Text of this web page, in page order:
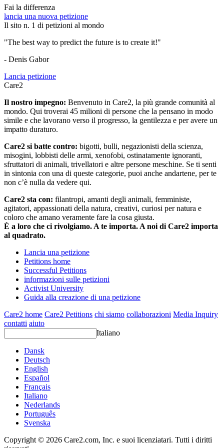
Fai la differenza
lancia una nuova petizione
Il sito n. 1 di petizioni al mondo
"The best way to predict the future is to create it!"
- Denis Gabor
Lancia petizione
Care2
Il nostro impegno: Benvenuto in Care2, la più grande comunità al
mondo. Qui troverai 45 milioni di persone che la pensano in modo
simile e che lavorano verso il progresso, la gentilezza e per avere un
impatto duraturo.
Care2 si batte contro: bigotti, bulli, negazionisti della scienza,
misogini, lobbisti delle armi, xenofobi, ostinatamente ignoranti,
sfruttatori di animali, trivellatori e altre persone meschine. Se ti senti
in sintonia con una di queste categorie, puoi anche andartene, per te
non c’è nulla da vedere qui.
Care2 sta con: filantropi, amanti degli animali, femministe,
agitatori, appassionati della natura, creativi, curiosi per natura e
coloro che amano veramente fare la cosa giusta.
È a loro che ci rivolgiamo. A te importa. A noi di Care2 importa
al quadrato.
Lancia una petizione
Petitions home
Successful Petitions
informazioni sulle petizioni
Activist University
Guida alla creazione di una petizione
Care2 home Care2 Petitions chi siamo collaborazioni Media Inquiry
contatti aiuto
Italiano
Dansk
Deutsch
English
Español
Français
Italiano
Nederlands
Português
Svenska
Copyright © 2026 Care2.com, Inc. e suoi licenziatari. Tutti i diritti